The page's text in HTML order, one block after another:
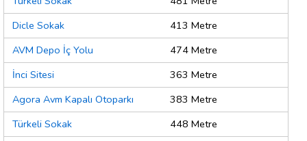
Dicle Sokak
413 Metre
AVM Depo İç Yolu
474 Metre
İnci Sitesi
363 Metre
Agora Avm Kapalı Otoparkı
383 Metre
Türkeli Sokak
448 Metre